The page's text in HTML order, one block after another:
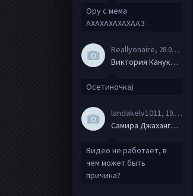
Ору с мема
АХАХАХАХАХААЗ
Reallyonaire, 28.06.20
Виктория Канукова
Осетиночка)
landakelv1011 , 19.06.20
Самира Джахангирова
Видео не работает, в
чем может быть
причина?